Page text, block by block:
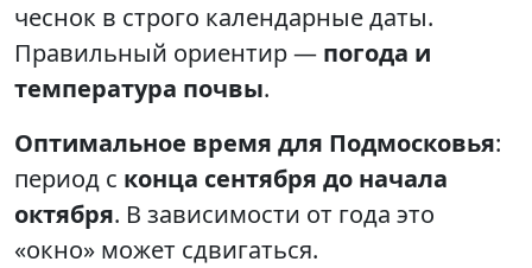
чеснок в строго календарные даты.
Правильный ориентир — погода и
температура почвы.
Оптимальное время для Подмосковья:
период с конца сентября до начала
октября. В зависимости от года это
«окно» может сдвигаться.